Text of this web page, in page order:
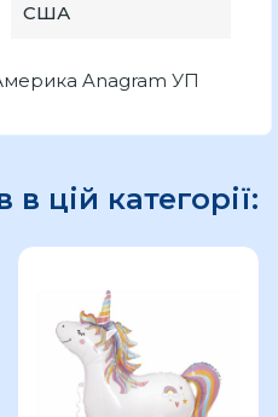
США
Anagram УП
в цій категорії: